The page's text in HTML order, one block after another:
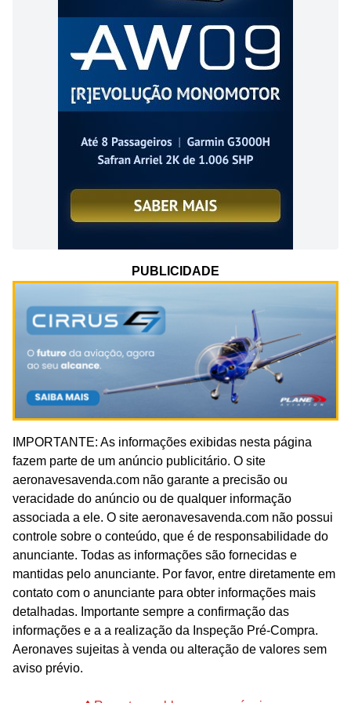
PUBLICIDADE
IMPORTANTE: As informações exibidas nesta página
fazem parte de um anúncio publicitário. O site
aeronavesavenda.com não garante a precisão ou
veracidade do anúncio ou de qualquer informação
associada a ele. O site aeronavesavenda.com não possui
controle sobre o conteúdo, que é de responsabilidade do
anunciante. Todas as informações são fornecidas e
mantidas pelo anunciante. Por favor, entre diretamente em
contato com o anunciante para obter informações mais
detalhadas. Importante sempre a confirmação das
informações e a a realização da Inspeção Pré-Compra.
Aeronaves sujeitas à venda ou alteração de valores sem
aviso prévio.